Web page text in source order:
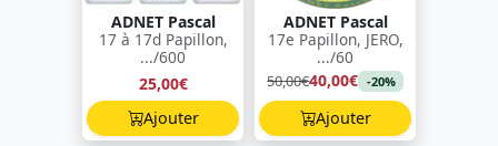
ADNET Pascal
17 à 17d Papillon,
.../600
25,00€
Ajouter
ADNET Pascal
17e Papillon, JERO,
.../60
50,00€40,00€ -20%
Ajouter